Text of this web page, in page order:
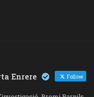
Enrere Follow